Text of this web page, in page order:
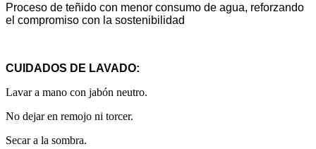
Proceso de teñido con menor consumo de agua, reforzando
el compromiso con la sostenibilidad
CUIDADOS DE LAVADO:
Lavar a mano con jabón neutro.
No dejar en remojo ni torcer.
Secar a la sombra.